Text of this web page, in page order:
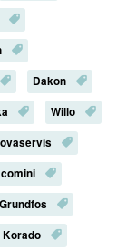
Dakon
Willo
Grundfos
Korado